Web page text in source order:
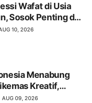
Wafat di Usia
Sosok Penting di
Karier
10, 2026
Menabung
Kreatif,
Band Raih Juara
AUG 09, 2026